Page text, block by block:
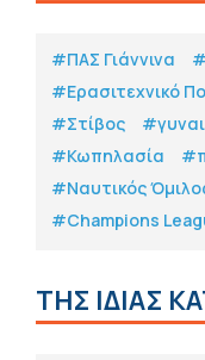
#ΠΑΣ Γιάννινα
#Eρασιτεχνικό
#Στίβος
#Κωπηλασία
#Ναυτικός
#Champions
ΤΗΣ ΙΔΙΑΣ